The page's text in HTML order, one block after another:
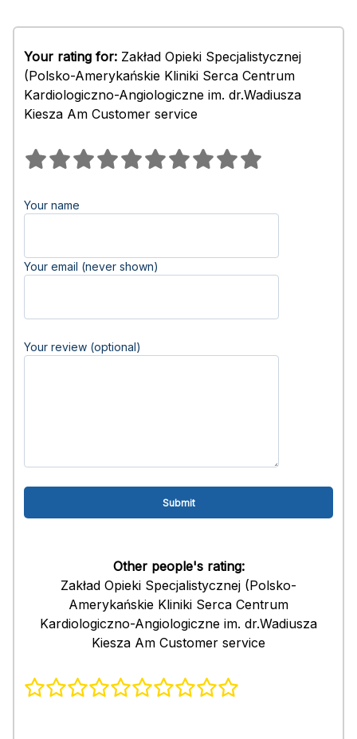
Your rating for: Zakład Opieki Specjalistycznej
(Polsko-Amerykańskie Kliniki Serca Centrum
Kardiologiczno-Angiologiczne im. dr.Wadiusza
Kiesza Am Customer service
Your name
Your email (never shown)
Your review (optional)
Other people's rating:
Zakład Opieki Specjalistycznej (Polsko-
Amerykańskie Kliniki Serca Centrum
Kardiologiczno-Angiologiczne im. dr.Wadiusza
Kiesza Am Customer service